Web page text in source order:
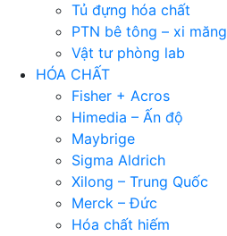
Tủ đựng hóa chất
PTN bê tông – xi măng
Vật tư phòng lab
HÓA CHẤT
Fisher + Acros
Himedia – Ấn độ
Maybrige
Sigma Aldrich
Xilong – Trung Quốc
Merck – Đức
Hóa chất hiếm